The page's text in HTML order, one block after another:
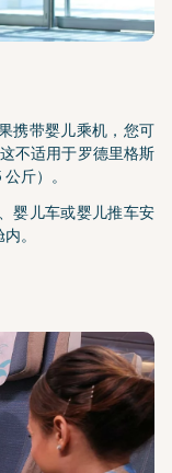
携带婴儿乘机，您可
不适用于罗德里格斯
斤）。
婴儿车或婴儿推车安
。